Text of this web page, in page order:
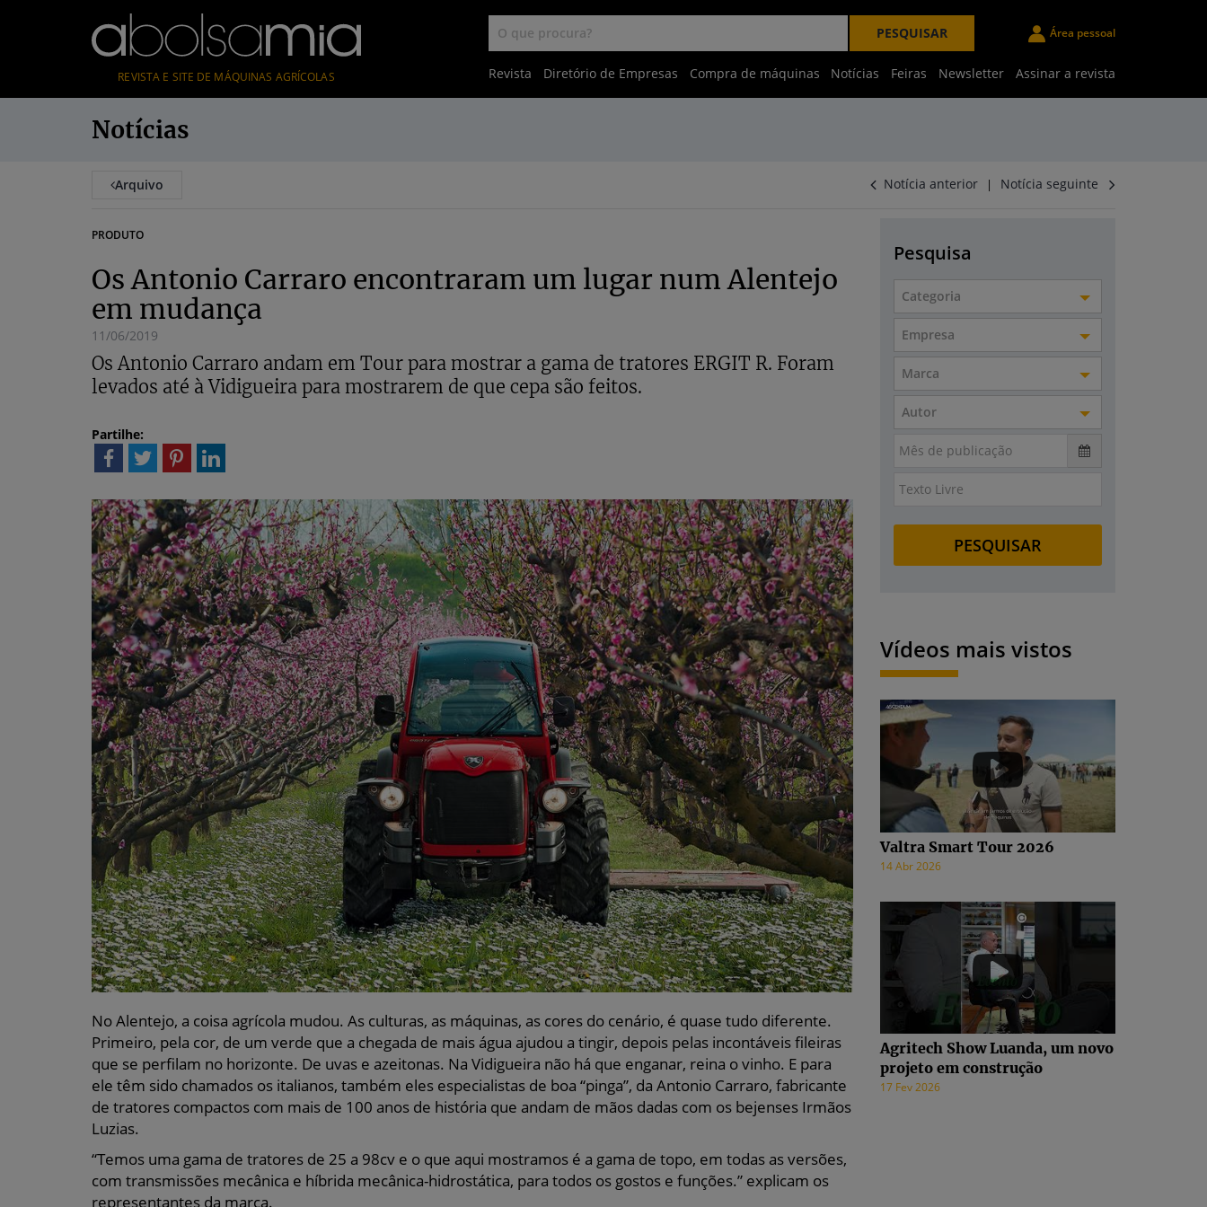
REVISTA E SITE DE MÁQUINAS AGRÍCOLAS
PESQUISAR Área pessoal
Revista Diretório de Empresas Compra de máquinas Notícias Feiras Newsletter Assinar a revista
Notícias
Arquivo Notícia anterior | Notícia seguinte
PRODUTO
Os Antonio Carraro encontraram um lugar num Alentejo
em mudança
11/06/2019
Os Antonio Carraro andam em Tour para mostrar a gama de tratores ERGIT R. Foram
levados até à Vidigueira para mostrarem de que cepa são feitos.
Partilhe:
No Alentejo, a coisa agrícola mudou. As culturas, as máquinas, as cores do cenário, é quase tudo diferente.
Primeiro, pela cor, de um verde que a chegada de mais água ajudou a tingir, depois pelas incontáveis fileiras
que se perfilam no horizonte. De uvas e azeitonas. Na Vidigueira não há que enganar, reina o vinho. E para
ele têm sido chamados os italianos, também eles especialistas de boa “pinga”, da Antonio Carraro, fabricante
de tratores compactos com mais de 100 anos de história que andam de mãos dadas com os bejenses Irmãos
Luzias.
“Temos uma gama de tratores de 25 a 98cv e o que aqui mostramos é a gama de topo, em todas as versões,
com transmissões mecânica e híbrida mecânica-hidrostática, para todos os gostos e funções.” explicam os
representantes da marca.
Pesquisa
Categoria
Empresa
Marca
Autor
Vídeos mais vistos
Valtra Smart Tour 2026
14 Abr 2026
Agritech Show Luanda, um novo
projeto em construção
17 Fev 2026